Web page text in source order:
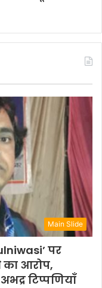
Main Slide
पर
का आरोप,
टिप्पणियाँ